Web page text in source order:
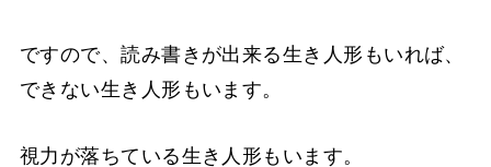
ですので、読み書きが出来る生き人形もいれば、
できない生き人形もいます。
視力が落ちている生き人形もいます。